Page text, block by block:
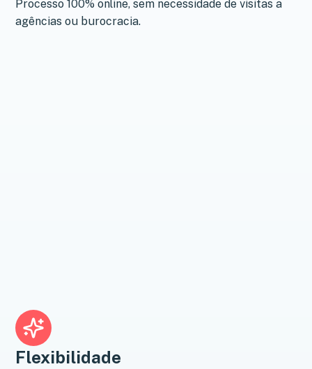
Processo 100% online, sem necessidade de visitas a
agências ou burocracia.
Flexibilidade